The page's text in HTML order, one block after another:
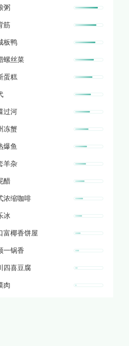
粥
筋
板鸭
螺丝菜
蛋糕
过河
冻蟹
爆鱼
羊杂
醋
浓缩咖啡
冰
富椰香饼屋
一锅香
四喜豆腐
肉